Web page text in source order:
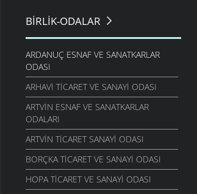
BIRLIK-ODALAR
ARDANUÇ ESNAF VE SANATKARLAR
ODASI
ARHAVI TICARET VE SANAYI ODASI
ARTVIN ESNAF VE SANATKARLAR
ODALARI
ARTVIN TICARET SANAYI ODASI
BORÇKA TICARET VE SANAYI ODASI
HOPA TICARET VE SANAYI ODASI